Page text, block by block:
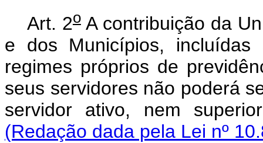
Art. 2oA contribuição da
e dos Municípios,
regimes próprios de
seus servidores não poderá
servidor ativo, nem
(Redação dada pela Lei nº